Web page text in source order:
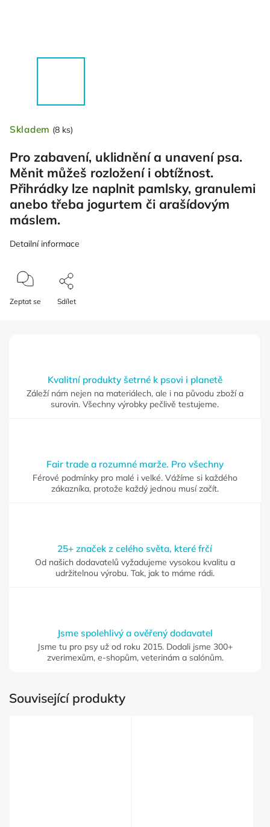
Skladem (8 ks)
Pro zabavení, uklidnění a unavení psa.
Měnit můžeš rozložení i obtížnost.
Přihrádky lze naplnit pamlsky, granulemi
anebo třeba jogurtem či arašídovým
máslem.
Detailní informace
Zeptat se Sdílet
Kvalitní produkty šetrné k psovi i planetě
Záleží nám nejen na materiálech, ale i na původu zboží a
surovin. Všechny výrobky pečlivě testujeme.
Fair trade a rozumné marže. Pro všechny
Férové podmínky pro malé i velké. Vážíme si každého
zákazníka, protože každý jednou musí začít.
25+ značek z celého světa, které frčí
Od našich dodavatelů vyžadujeme vysokou kvalitu a
udržitelnou výrobu. Tak, jak to máme rádi.
Jsme spolehlivý a ověřený dodavatel
Jsme tu pro psy už od roku 2015. Dodali jsme 300+
zverimexům, e-shopům, veterinám a salónům.
Související produkty